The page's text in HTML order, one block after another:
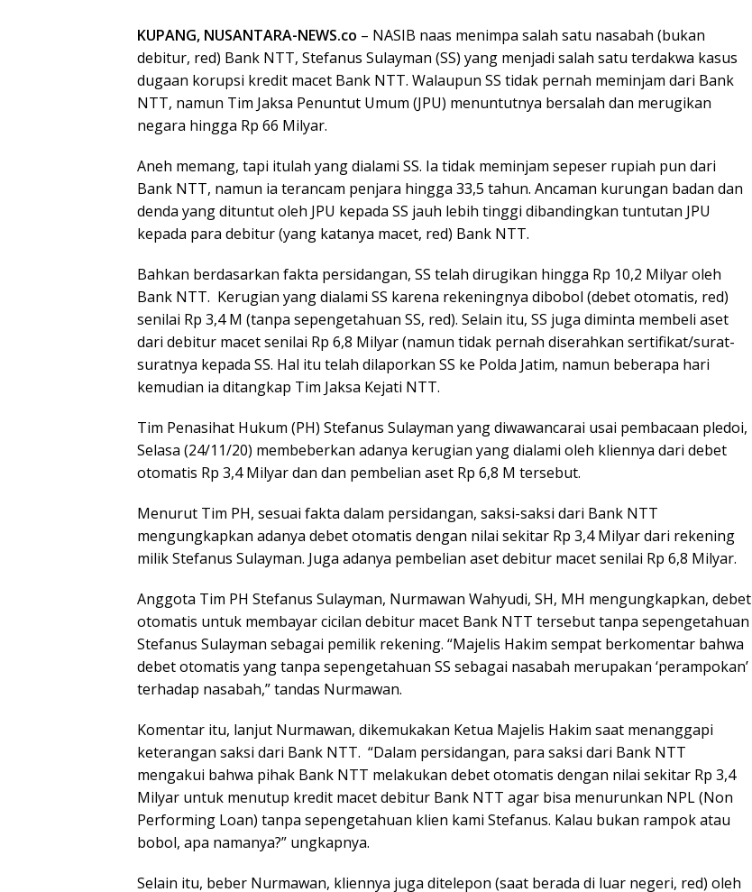
KUPANG, NUSANTARA-NEWS.co – NASIB naas menimpa salah satu nasabah (bukan
debitur, red) Bank NTT, Stefanus Sulayman (SS) yang menjadi salah satu terdakwa kasus
dugaan korupsi kredit macet Bank NTT. Walaupun SS tidak pernah meminjam dari Bank
NTT, namun Tim Jaksa Penuntut Umum (JPU) menuntutnya bersalah dan merugikan
negara hingga Rp 66 Milyar.
Aneh memang, tapi itulah yang dialami SS. Ia tidak meminjam sepeser rupiah pun dari
Bank NTT, namun ia terancam penjara hingga 33,5 tahun. Ancaman kurungan badan dan
denda yang dituntut oleh JPU kepada SS jauh lebih tinggi dibandingkan tuntutan JPU
kepada para debitur (yang katanya macet, red) Bank NTT.
Bahkan berdasarkan fakta persidangan, SS telah dirugikan hingga Rp 10,2 Milyar oleh
Bank NTT. Kerugian yang dialami SS karena rekeningnya dibobol (debet otomatis, red)
senilai Rp 3,4 M (tanpa sepengetahuan SS, red). Selain itu, SS juga diminta membeli aset
dari debitur macet senilai Rp 6,8 Milyar (namun tidak pernah diserahkan sertifikat/surat-
suratnya kepada SS. Hal itu telah dilaporkan SS ke Polda Jatim, namun beberapa hari
kemudian ia ditangkap Tim Jaksa Kejati NTT.
Tim Penasihat Hukum (PH) Stefanus Sulayman yang diwawancarai usai pembacaan pledoi,
Selasa (24/11/20) membeberkan adanya kerugian yang dialami oleh kliennya dari debet
otomatis Rp 3,4 Milyar dan dan pembelian aset Rp 6,8 M tersebut.
Menurut Tim PH, sesuai fakta dalam persidangan, saksi-saksi dari Bank NTT
mengungkapkan adanya debet otomatis dengan nilai sekitar Rp 3,4 Milyar dari rekening
milik Stefanus Sulayman. Juga adanya pembelian aset debitur macet senilai Rp 6,8 Milyar.
Anggota Tim PH Stefanus Sulayman, Nurmawan Wahyudi, SH, MH mengungkapkan, debet
otomatis untuk membayar cicilan debitur macet Bank NTT tersebut tanpa sepengetahuan
Stefanus Sulayman sebagai pemilik rekening. “Majelis Hakim sempat berkomentar bahwa
debet otomatis yang tanpa sepengetahuan SS sebagai nasabah merupakan ‘perampokan’
terhadap nasabah,” tandas Nurmawan.
Komentar itu, lanjut Nurmawan, dikemukakan Ketua Majelis Hakim saat menanggapi
keterangan saksi dari Bank NTT. “Dalam persidangan, para saksi dari Bank NTT
mengakui bahwa pihak Bank NTT melakukan debet otomatis dengan nilai sekitar Rp 3,4
Milyar untuk menutup kredit macet debitur Bank NTT agar bisa menurunkan NPL (Non
Performing Loan) tanpa sepengetahuan klien kami Stefanus. Kalau bukan rampok atau
bobol, apa namanya?” ungkapnya.
Selain itu, beber Nurmawan, kliennya juga ditelepon (saat berada di luar negeri, red) oleh